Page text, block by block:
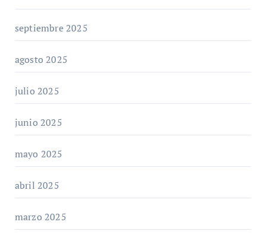
septiembre 2025
agosto 2025
julio 2025
junio 2025
mayo 2025
abril 2025
marzo 2025